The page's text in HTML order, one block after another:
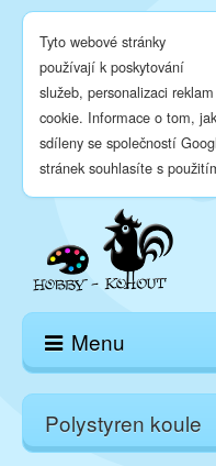
Tyto webové stránky
používají k poskytování
služeb, personalizaci
cookie. Informace o tom,
sdíleny se společností
stránek souhlasíte s
Menu
Domů
Polystyren koule